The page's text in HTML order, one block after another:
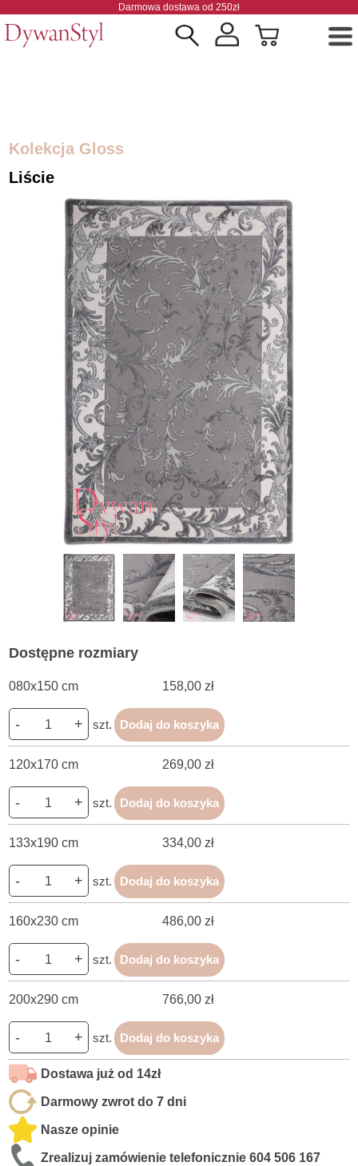
Darmowa dostawa od 250zł
Kolekcja Gloss
Liście
Dostępne rozmiary
080x150 cm 158,00 zł
- + szt. Dodaj do koszyka
120x170 cm 269,00 zł
- + szt. Dodaj do koszyka
133x190 cm 334,00 zł
- + szt. Dodaj do koszyka
160x230 cm 486,00 zł
- + szt. Dodaj do koszyka
200x290 cm 766,00 zł
- + szt. Dodaj do koszyka
Dostawa już od 14zł
Darmowy zwrot do 7 dni
Nasze opinie
Zrealizuj zamówienie telefonicznie604 506 167